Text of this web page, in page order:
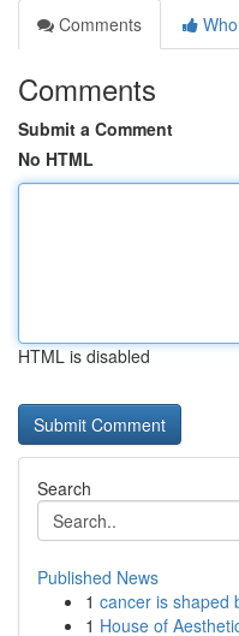
Comments
Comments
Submit a Comment
No HTML
HTML is disabled
Search
Published News
1 cancer is shaped
1 House of